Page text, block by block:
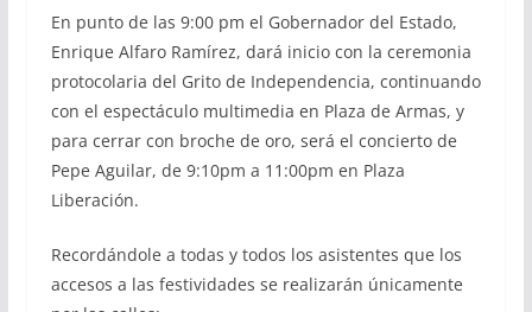
En punto de las 9:00 pm el Gobernador del Estado,
Enrique Alfaro Ramírez, dará inicio con la ceremonia
protocolaria del Grito de Independencia, continuando
con el espectáculo multimedia en Plaza de Armas, y
para cerrar con broche de oro, será el concierto de
Pepe Aguilar, de 9:10pm a 11:00pm en Plaza
Liberación.
Recordándole a todas y todos los asistentes que los
accesos a las festividades se realizarán únicamente